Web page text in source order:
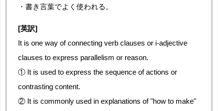
・書き言葉でよく使われる。
[英訳]
It is one way of connecting verb clauses or i-adjective
clauses to express parallelism or reason.
① It is used to express the sequence of actions or
contrasting content.
② It is commonly used in explanations of "how to make"